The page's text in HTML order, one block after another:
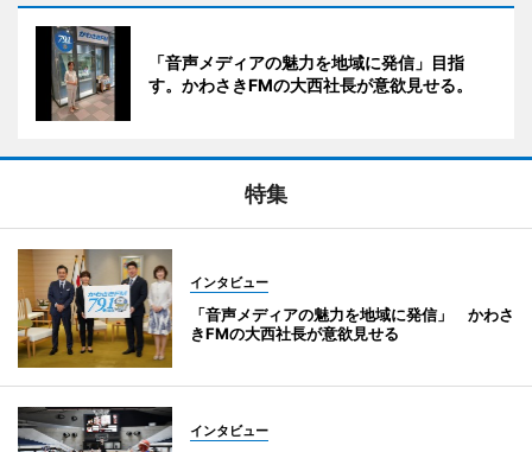
「音声メディアの魅力を地域に発信」目指
す。かわさきFMの大西社長が意欲見せる。
特集
インタビュー
「音声メディアの魅力を地域に発信」 かわさ
きFMの大西社長が意欲見せる
インタビュー